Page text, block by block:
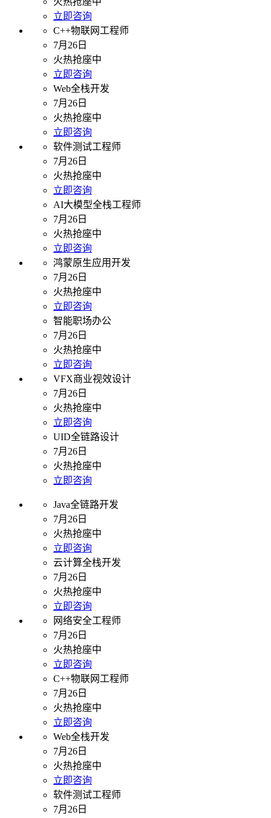
立即咨询
C++物联网工程师
7月26日
火热抢座中
立即咨询
Web全栈开发
7月26日
火热抢座中
立即咨询
软件测试工程师
7月26日
火热抢座中
立即咨询
AI大模型全栈工程师
7月26日
火热抢座中
立即咨询
鸿蒙原生应用开发
7月26日
火热抢座中
立即咨询
智能职场办公
7月26日
火热抢座中
立即咨询
VFX商业视效设计
7月26日
火热抢座中
立即咨询
UID全链路设计
7月26日
火热抢座中
立即咨询
Java全链路开发
7月26日
火热抢座中
立即咨询
云计算全栈开发
7月26日
火热抢座中
立即咨询
网络安全工程师
7月26日
火热抢座中
立即咨询
C++物联网工程师
7月26日
火热抢座中
立即咨询
Web全栈开发
7月26日
火热抢座中
立即咨询
软件测试工程师
7月26日